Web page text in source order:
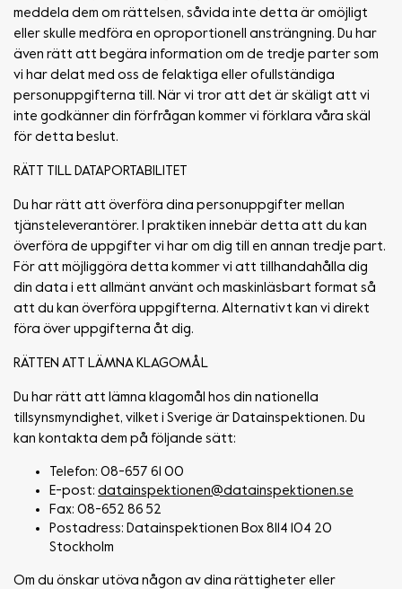
meddela dem om rättelsen, såvida inte detta är omöjligt
eller skulle medföra en oproportionell ansträngning. Du har
även rätt att begära information om de tredje parter som
vi har delat med oss de felaktiga eller ofullständiga
personuppgifterna till. När vi tror att det är skäligt att vi
inte godkänner din förfrågan kommer vi förklara våra skäl
för detta beslut.
RÄTT TILL DATAPORTABILITET
Du har rätt att överföra dina personuppgifter mellan
tjänsteleverantörer. I praktiken innebär detta att du kan
överföra de uppgifter vi har om dig till en annan tredje part.
För att möjliggöra detta kommer vi att tillhandahålla dig
din data i ett allmänt använt och maskinläsbart format så
att du kan överföra uppgifterna. Alternativt kan vi direkt
föra över uppgifterna åt dig.
RÄTTEN ATT LÄMNA KLAGOMÅL
Du har rätt att lämna klagomål hos din nationella
tillsynsmyndighet, vilket i Sverige är Datainspektionen. Du
kan kontakta dem på följande sätt:
Telefon: 08-657 61 00
E-post: datainspektionen@datainspektionen.se
Fax: 08-652 86 52
Postadress: Datainspektionen Box 8114 104 20
Stockholm
Om du önskar utöva någon av dina rättigheter eller